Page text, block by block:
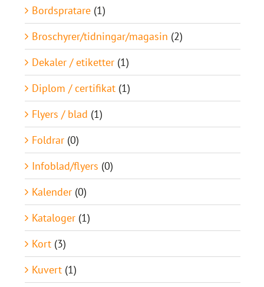
Bordspratare (1)
Broschyrer/tidningar/magasin (2)
Dekaler / etiketter (1)
Diplom / certifikat (1)
Flyers / blad (1)
Foldrar (0)
Infoblad/flyers (0)
Kalender (0)
Kataloger (1)
Kort (3)
Kuvert (1)